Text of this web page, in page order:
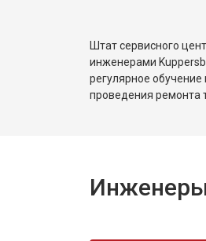
Замена
Штат сервисного
инженерами
регулярное
проведения ремонта
Инженеры